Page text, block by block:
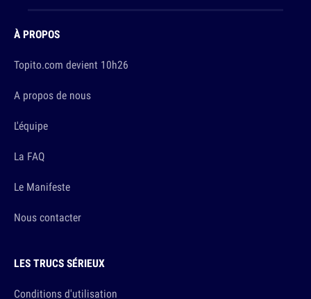
À PROPOS
Topito.com devient 10h26
A propos de nous
L'équipe
La FAQ
Le Manifeste
Nous contacter
LES TRUCS SÉRIEUX
Conditions d'utilisation